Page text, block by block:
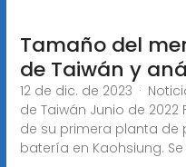
Tamaño del
de Taiwán y
12 de dic. de 2023 ·
de Taiwán Junio de
de su primera planta
batería en Kaohsiung. Se